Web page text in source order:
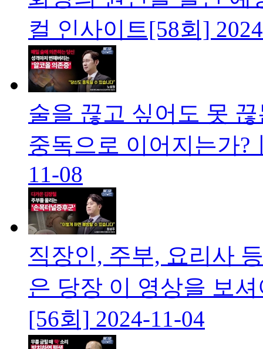
컬 인사이트[58회]
술을 끊고 싶어도 못
중독으로 이어지는가?
11-08
직장인, 주부, 요리사
은 당장 이 영상을 보
[56회] 2024-11-04